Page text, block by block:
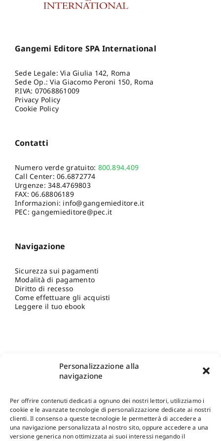
Personalizzazione alla
navigazione
Per offrire contenuti dedicati a ognuno dei nostri lettori, utilizziamo i
cookie e le avanzate tecnologie di personalizzazione dedicate ai nostri
clienti. Il consenso a queste tecnologie le permetterà di accedere a
una navigazione personalizzata al nostro sito, oppure accedere a una
versione generica non ottimizzata ai suoi interessi negando il
Gangemi Editore SPA International
Sede Legale: Via Giulia 142, Roma
Sede Op.: Via Giacomo Peroni 150, Roma
P.IVA: 07068861009
Privacy Policy
Cookie Policy
Contatti
Numero verde gratuito: 800.894.409
Call Center:06.6872774
Urgenze:348.4769803
FAX: 06.68806189
Informazioni: info@gangemieditore.it
PEC: gangemieditore@pec.it
Navigazione
Sicurezza sui pagamenti
Modalità di pagamento
Diritto di recesso
Come effettuare gli acquisti
Leggere il tuo ebook
Shop Gangemi Editore-Pagamenti Sicuri e anche Rateali